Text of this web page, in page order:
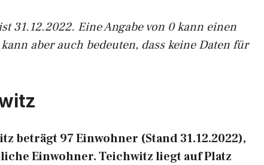
31.12.2022. Eine Angabe von 0 kann einen
aber auch bedeuten, dass keine Daten für
beträgt 97 Einwohner (Stand 31.12.2022),
Einwohner. Teichwitz liegt auf Platz